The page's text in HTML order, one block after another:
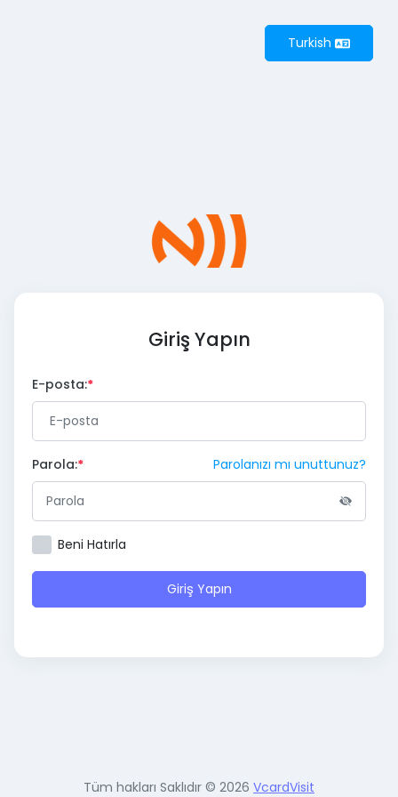
Turkish
Giriş Yapın
E-posta:
Parola: Parolanızı mı unuttunuz?
Beni Hatırla
Giriş Yapın
Tüm hakları Saklıdır © 2026 VcardVisit